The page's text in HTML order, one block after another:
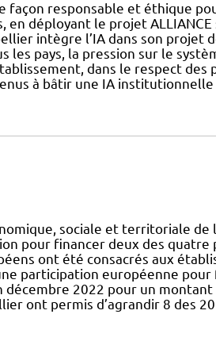
responsable et éthique
déployant le projet ALLIANCE
intègre l’IA dans son projet
les pays, la pression sur le
dans le respect des
à bâtir une IA
sociale et territoriale de
pour financer deux des quatre
ont été consacrés aux
participation européenne
2022 pour un montant
ont permis d’agrandir 8 des